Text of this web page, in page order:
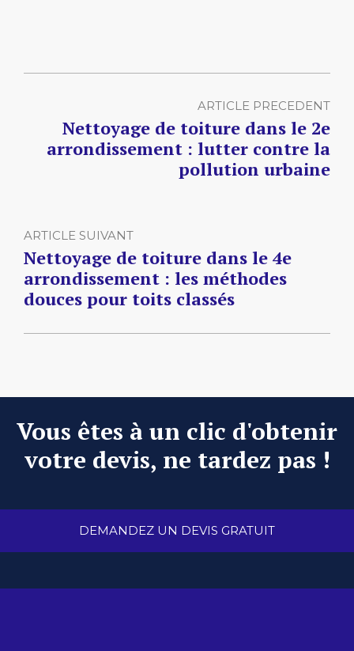
ARTICLE PRECEDENT
Nettoyage de toiture dans le 2e
arrondissement : lutter contre la
pollution urbaine
ARTICLE SUIVANT
Nettoyage de toiture dans le 4e
arrondissement : les méthodes
douces pour toits classés
Vous êtes à un clic d'obtenir
votre devis, ne tardez pas !
DEMANDEZ UN DEVIS GRATUIT